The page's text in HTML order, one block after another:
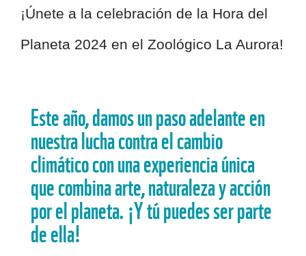
¡Únete a la celebración de la Hora del
Planeta 2024 en el Zoológico La Aurora!
Este año, damos un paso adelante en
nuestra lucha contra el cambio
climático con una experiencia única
que combina arte, naturaleza y acción
por el planeta. ¡Y tú puedes ser parte
de ella!